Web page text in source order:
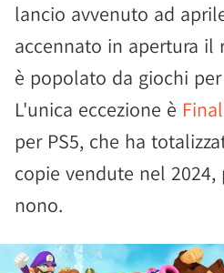
lancio avvenuto ad
accennato in apertura il
è popolato da giochi
L'unica eccezione è
per PS5, che ha
copie vendute nel 2024,
nono.